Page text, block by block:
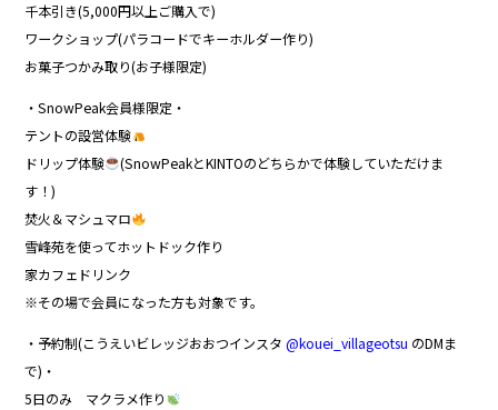
千本引き(5,000円以上ご購入で)
ワークショップ(パラコードでキーホルダー作り)
お菓子つかみ取り(お子様限定)
・SnowPeak会員様限定・
テントの設営体験
ドリップ体験
(SnowPeakとKINTOのどちらかで体験していただけま
す！)
焚火＆マシュマロ
雪峰苑を使ってホットドック作り
家カフェドリンク
※その場で会員になった方も対象です。
・予約制(こうえいビレッジおおつインスタ @kouei_villageotsu のDMま
で)・
5日のみ マクラメ作り